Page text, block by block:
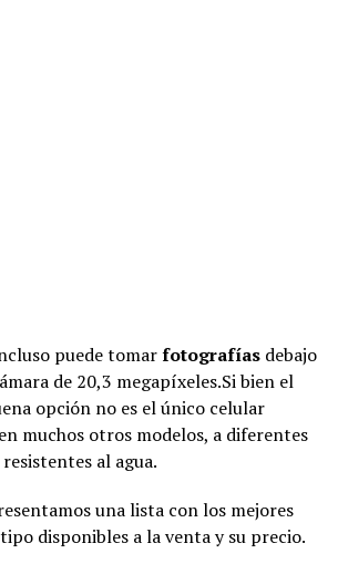
puede tomarfotografíasdebajo
de 20,3 megapíxeles.Si bien el
opción no es el único celular
muchos otros modelos, a diferentes
al agua.
una lista con los mejores
disponibles a la venta y su precio.